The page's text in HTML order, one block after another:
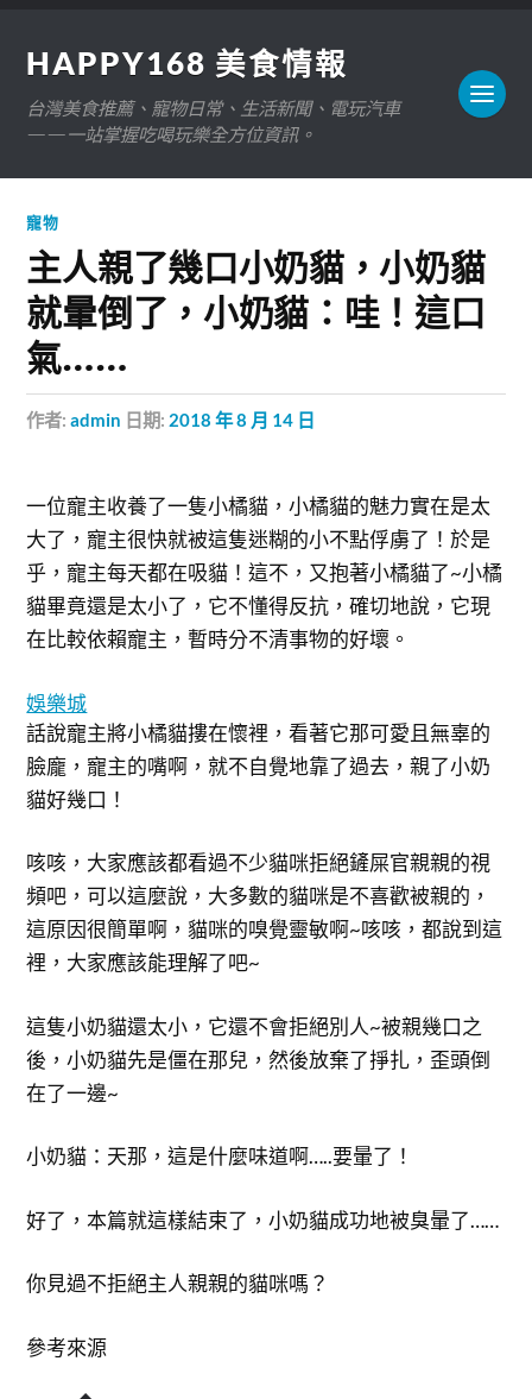
HAPPY168 美食情報
台灣美食推薦、寵物日常、生活新聞、電玩汽車
——一站掌握吃喝玩樂全方位資訊。
寵物
主人親了幾口小奶貓，小奶貓
就暈倒了，小奶貓：哇！這口
氣……
作者:admin 日期: 2018 年 8 月 14 日
一位寵主收養了一隻小橘貓，小橘貓的魅力實在是太
大了，寵主很快就被這隻迷糊的小不點俘虜了！於是
乎，寵主每天都在吸貓！這不，又抱著小橘貓了~小橘
貓畢竟還是太小了，它不懂得反抗，確切地說，它現
在比較依賴寵主，暫時分不清事物的好壞。
娛樂城
話說寵主將小橘貓摟在懷裡，看著它那可愛且無辜的
臉龐，寵主的嘴啊，就不自覺地靠了過去，親了小奶
貓好幾口！
咳咳，大家應該都看過不少貓咪拒絕鏟屎官親親的視
頻吧，可以這麼說，大多數的貓咪是不喜歡被親的，
這原因很簡單啊，貓咪的嗅覺靈敏啊~咳咳，都說到這
裡，大家應該能理解了吧~
這隻小奶貓還太小，它還不會拒絕別人~被親幾口之
後，小奶貓先是僵在那兒，然後放棄了掙扎，歪頭倒
在了一邊~
小奶貓：天那，這是什麼味道啊…..要暈了！
好了，本篇就這樣結束了，小奶貓成功地被臭暈了……
你見過不拒絕主人親親的貓咪嗎？
參考來源